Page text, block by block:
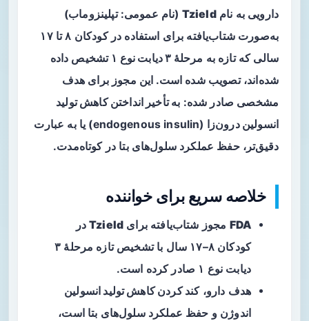
دارویی به نامTzield (نام عمومی:تپلینزوماب)
به‌صورت شتاب‌یافته برای استفاده در کودکان ۸ تا ۱۷
سالی که تازه به مرحلهٔ ۳ دیابت نوع ۱
تشخیص داده
شده‌اند، تصویب شده است. این مجوز برای هدف
مشخصی صادر شده: به تأخیر انداختن کاهش تولید
انسولین درون‌زا
(endogenous insulin) یا به عبارت
دقیق‌تر، حفظ عملکرد سلول‌های بتا در کوتاه‌مدت.
خلاصه سریع برای خواننده
FDA مجوز شتاب‌یافته برای Tzieldدر
کودکان ۸–۱۷ سال با تشخیص تازه مرحلهٔ ۳
دیابت نوع ۱ صادر کرده است.
هدف دارو،کند کردن کاهش تولید انسولین
اندوژن و حفظ عملکرد سلول‌های بتا است،